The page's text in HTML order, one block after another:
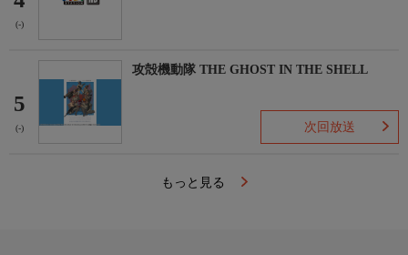
(-)
5
(-)
攻殻機動隊 THE GHOST IN THE SHELL
次回放送
もっと見る